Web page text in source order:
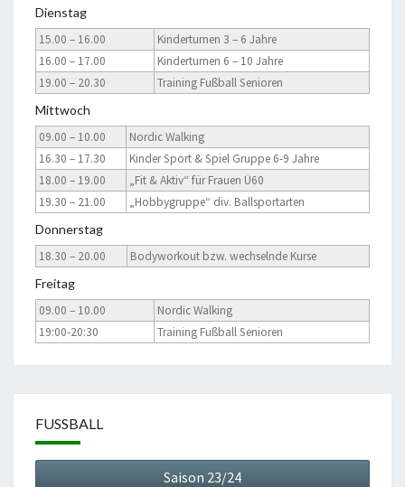
Dienstag
15.00 – 16.00
Kinderturnen 3 – 6 Jahre
16.00 – 17.00
Kinderturnen 6 – 10 Jahre
19.00 – 20.30
Training Fußball Senioren
Mittwoch
09.00 – 10.00
Nordic Walking
16.30 – 17.30
Kinder Sport & Spiel Gruppe 6-9 Jahre
18.00 – 19.00
„Fit & Aktiv“ für Frauen Ü60
19.30 – 21.00
„Hobbygruppe“ div. Ballsportarten
Donnerstag
18.30 – 20.00
Bodyworkout bzw. wechselnde Kurse
Freitag
09.00 – 10.00
Nordic Walking
19:00-20:30
Training Fußball Senioren
FUSSBALL
Saison 23/24